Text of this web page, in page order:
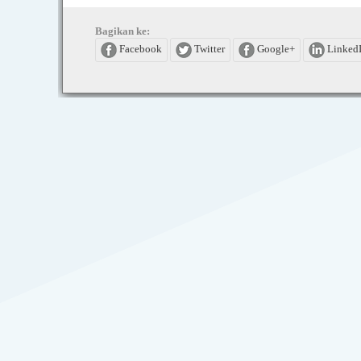
Bagikan ke:
Facebook
Twitter Google+